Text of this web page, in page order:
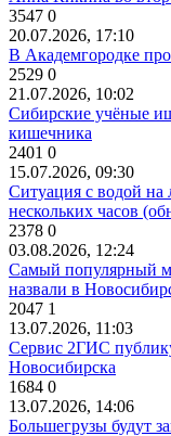
3547 0
20.07.2026, 17:10
В Академгородке
2529 0
21.07.2026, 10:02
Сибирские учёные
кишечника
2401 0
15.07.2026, 09:30
Ситуация с водой на
нескольких часов
2378 0
03.08.2026, 12:24
Самый популярный
назвали в
2047 1
13.07.2026, 11:03
Сервис 2ГИС
Новосибирска
1684 0
13.07.2026, 14:06
Большегрузы будут